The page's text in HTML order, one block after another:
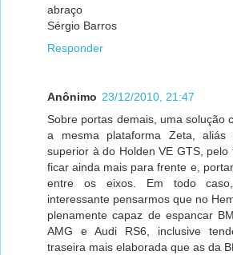
abraço
Sérgio Barros
Responder
Anônimo 23/12/2010, 21:47
Sobre portas demais, uma solução
a mesma plataforma Zeta, aliás
superior à do Holden VE GTS,
ficar ainda mais para frente e,
entre os eixos. Em todo
interessante pensarmos que no
plenamente capaz de espancar
AMG e Audi RS6, inclusive
traseira mais elaborada que as da